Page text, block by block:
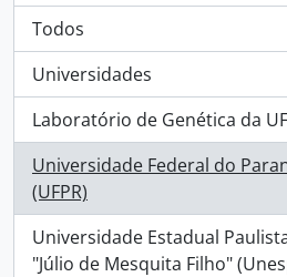
Todos
Universidades
, 1 resultados
Laboratório de Genética da
, 1 resultados
Universidade Federal do
(UFPR)
, 1 resultados
Universidade Estadual
"Júlio de Mesquita Filho"
, 1 resultados